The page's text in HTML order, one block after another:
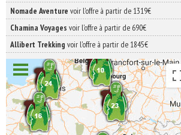
Nomade Aventure voir l'offre à partir de 1319€
Chamina Voyages voir l'offre à partir de 690€
Allibert Trekking voir l'offre à partir de 1845€